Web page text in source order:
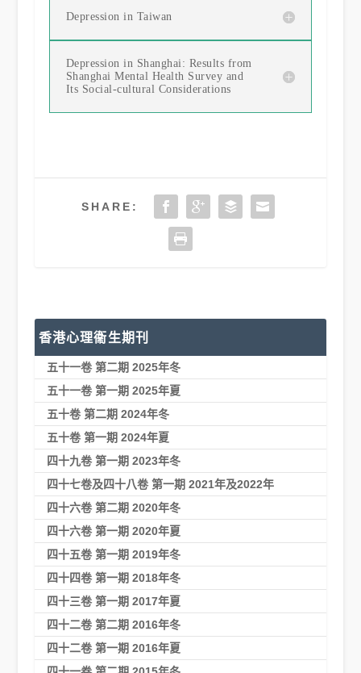
Depression in Taiwan
Depression in Shanghai: Results from
Shanghai Mental Health Survey and
Its Social-cultural Considerations
SHARE:
香港心理衞生期刊
五十一卷 第二期 2025年冬
五十一卷 第一期 2025年夏
五十卷 第二期 2024年冬
五十卷 第一期 2024年夏
四十九卷 第一期 2023年冬
四十七卷及四十八卷 第一期 2021年及2022年
四十六卷 第二期 2020年冬
四十六卷 第一期 2020年夏
四十五卷 第一期 2019年冬
四十四卷 第一期 2018年冬
四十三卷 第一期 2017年夏
四十二卷 第二期 2016年冬
四十二卷 第一期 2016年夏